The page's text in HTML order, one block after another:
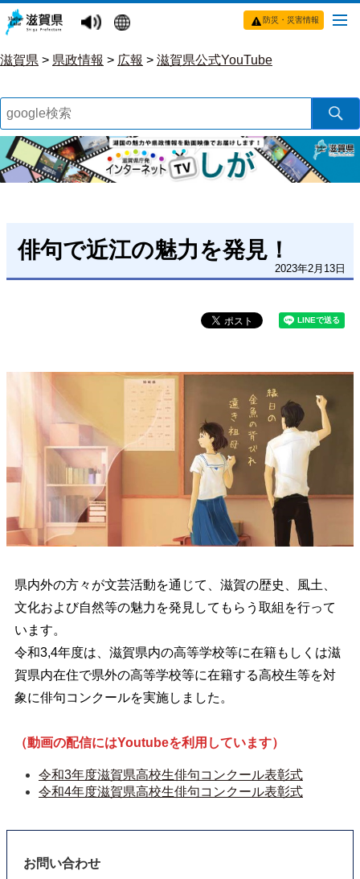
防災・災害情報
滋賀県 > 県政情報 > 広報 > 滋賀県公式YouTube
俳句で近江の魅力を発見！
2023年2月13日
県内外の方々が文芸活動を通じて、滋賀の歴史、風土、
文化および自然等の魅力を発見してもらう取組を行って
います。
令和3,4年度は、滋賀県内の高等学校等に在籍もしくは滋
賀県内在住で県外の高等学校等に在籍する高校生等を対
象に俳句コンクールを実施しました。
（動画の配信にはYoutubeを利用しています）
令和3年度滋賀県高校生俳句コンクール表彰式
令和4年度滋賀県高校生俳句コンクール表彰式
お問い合わせ